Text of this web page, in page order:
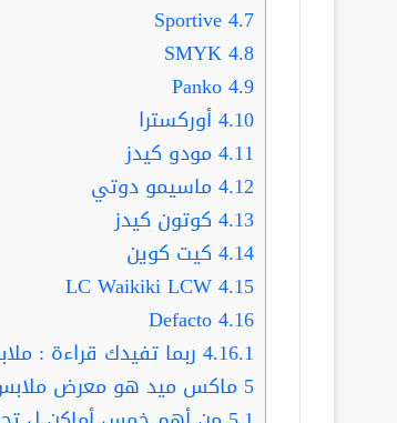
4.7
4.8
4.9
4.10أوركسترا
4.11مودو كيدز
4.12ماسيمو دوتي
4.13 كوتون كيدز
4.14 كيت كوين
4.15
4.16
4.16.1 ربما تفيدك قراءة : ملابس
5 ماكس ميد هو معرض ملابس